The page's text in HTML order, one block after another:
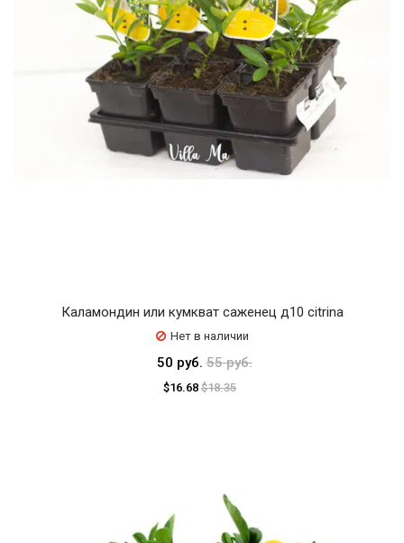
Каламондин или кумкват саженец д10 citrina
Нет в наличии
50 руб.55 руб.
$16.68 $18.35